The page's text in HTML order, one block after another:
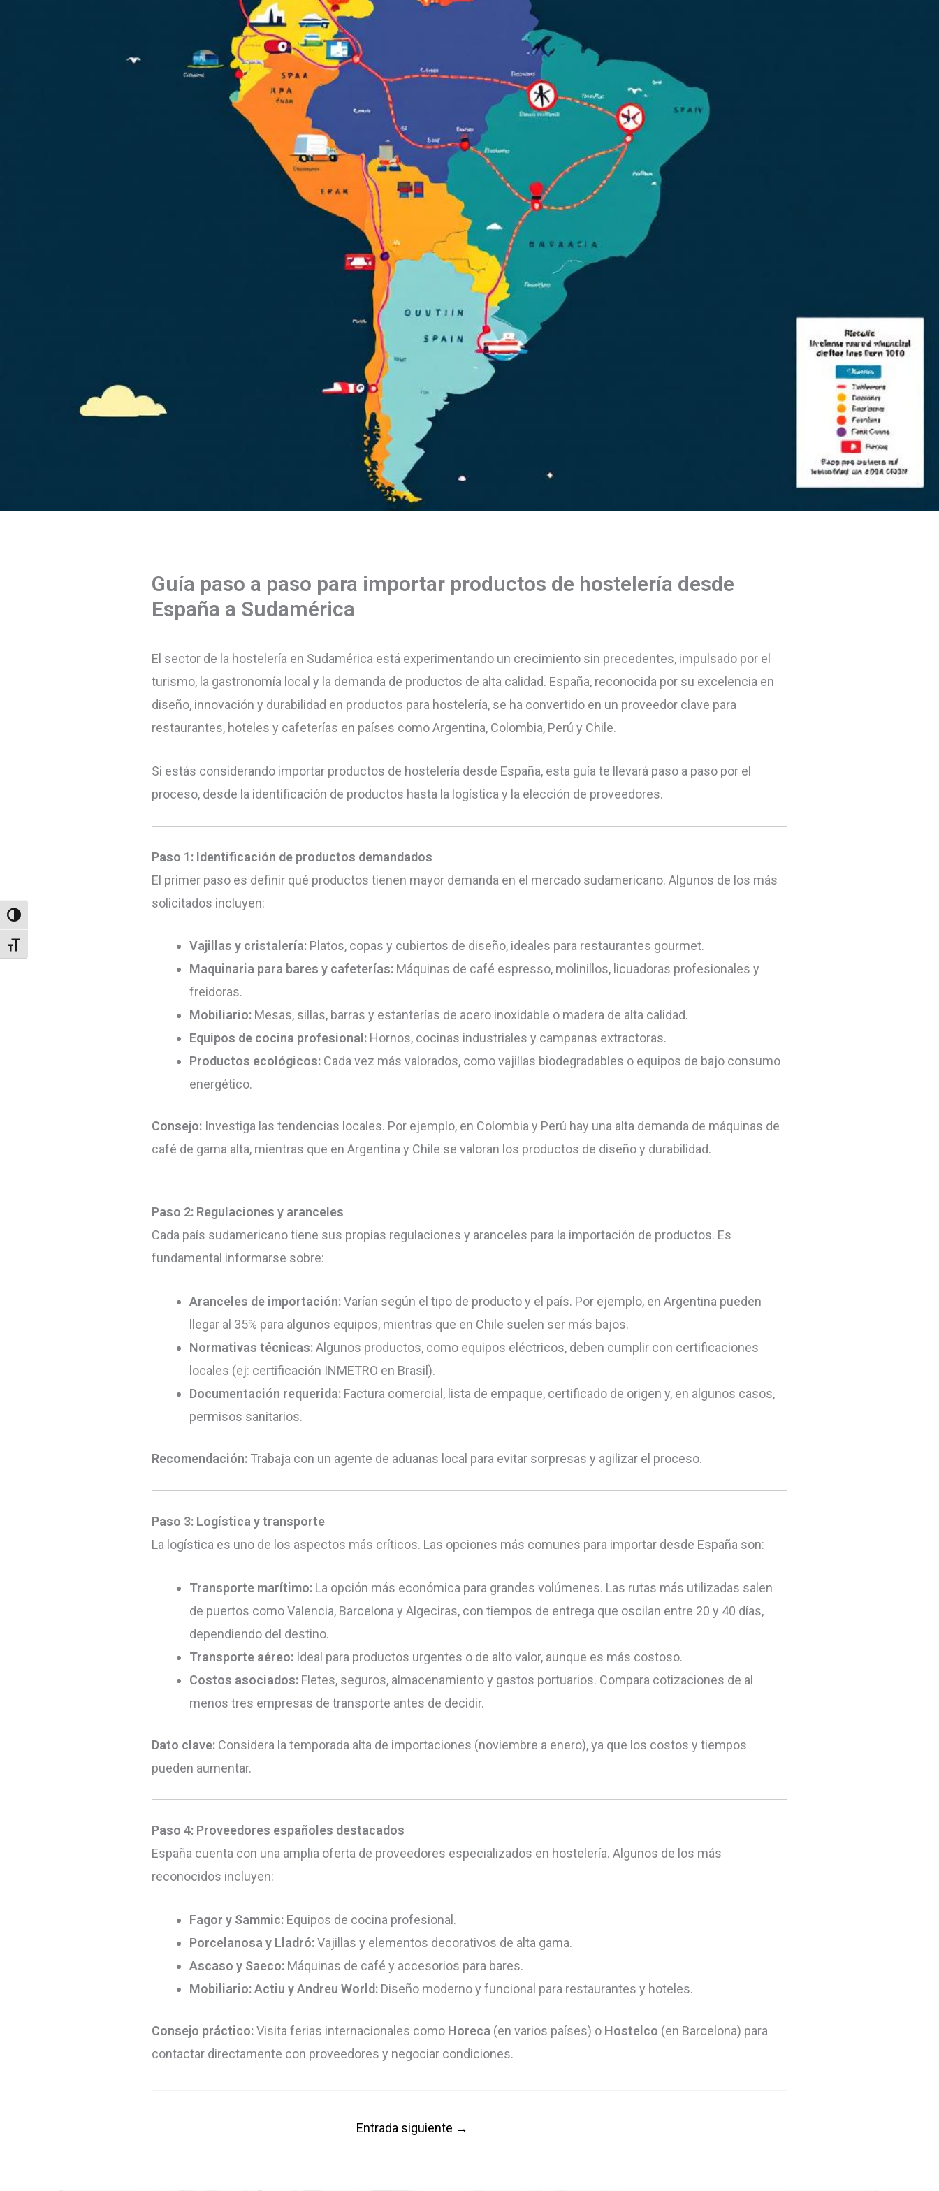
Alternar alto contraste
Alternar tamaño de letra
Guía paso a paso para importar productos de hostelería desde
España a Sudamérica
El sector de la hostelería en Sudamérica está experimentando un crecimiento sin precedentes, impulsado por el
turismo, la gastronomía local y la demanda de productos de alta calidad. España, reconocida por su excelencia en
diseño, innovación y durabilidad en productos para hostelería, se ha convertido en un proveedor clave para
restaurantes, hoteles y cafeterías en países como Argentina, Colombia, Perú y Chile.
Si estás considerando importar productos de hostelería desde España, esta guía te llevará paso a paso por el
proceso, desde la identificación de productos hasta la logística y la elección de proveedores.
Paso 1: Identificación de productos demandados
El primer paso es definir qué productos tienen mayor demanda en el mercado sudamericano. Algunos de los más
solicitados incluyen:
Vajillas y cristalería: Platos, copas y cubiertos de diseño, ideales para restaurantes gourmet.
Maquinaria para bares y cafeterías: Máquinas de café espresso, molinillos, licuadoras profesionales y
freidoras.
Mobiliario: Mesas, sillas, barras y estanterías de acero inoxidable o madera de alta calidad.
Equipos de cocina profesional: Hornos, cocinas industriales y campanas extractoras.
Productos ecológicos: Cada vez más valorados, como vajillas biodegradables o equipos de bajo consumo
energético.
Consejo: Investiga las tendencias locales. Por ejemplo, en Colombia y Perú hay una alta demanda de máquinas de
café de gama alta, mientras que en Argentina y Chile se valoran los productos de diseño y durabilidad.
Paso 2: Regulaciones y aranceles
Cada país sudamericano tiene sus propias regulaciones y aranceles para la importación de productos. Es
fundamental informarse sobre:
Aranceles de importación:Varían según el tipo de producto y el país. Por ejemplo, en Argentina pueden
llegar al 35% para algunos equipos, mientras que en Chile suelen ser más bajos.
Normativas técnicas:Algunos productos, como equipos eléctricos, deben cumplir con certificaciones
locales (ej: certificación INMETRO en Brasil).
Documentación requerida: Factura comercial, lista de empaque, certificado de origen y, en algunos casos,
permisos sanitarios.
Recomendación: Trabaja con un agente de aduanas local para evitar sorpresas y agilizar el proceso.
Paso 3: Logística y transporte
La logística es uno de los aspectos más críticos. Las opciones más comunes para importar desde España son:
Transporte marítimo: La opción más económica para grandes volúmenes. Las rutas más utilizadas salen
de puertos como Valencia, Barcelona y Algeciras, con tiempos de entrega que oscilan entre 20 y 40 días,
dependiendo del destino.
Transporte aéreo: Ideal para productos urgentes o de alto valor, aunque es más costoso.
Costos asociados: Fletes, seguros, almacenamiento y gastos portuarios. Compara cotizaciones de al
menos tres empresas de transporte antes de decidir.
Dato clave: Considera la temporada alta de importaciones (noviembre a enero), ya que los costos y tiempos
pueden aumentar.
Paso 4: Proveedores españoles destacados
España cuenta con una amplia oferta de proveedores especializados en hostelería. Algunos de los más
reconocidos incluyen:
Fagor y Sammic: Equipos de cocina profesional.
Porcelanosa y Lladró:Vajillas y elementos decorativos de alta gama.
Ascaso y Saeco: Máquinas de café y accesorios para bares.
Mobiliario: Actiu y Andreu World: Diseño moderno y funcional para restaurantes y hoteles.
Consejo práctico:Visita ferias internacionales como Horeca (en varios países) o Hostelco (en Barcelona) para
contactar directamente con proveedores y negociar condiciones.
Entrada siguiente →